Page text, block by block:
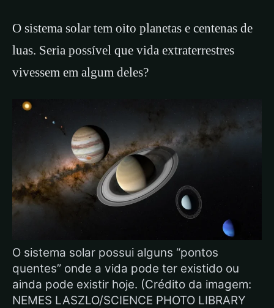
O sistema solar tem oito planetas e centenas de
luas. Seria possível que vida extraterrestres
vivessem em algum deles?
O sistema solar possui alguns “pontos
quentes” onde a vida pode ter existido ou
ainda pode existir hoje. (Crédito da imagem:
NEMES LASZLO/SCIENCE PHOTO LIBRARY